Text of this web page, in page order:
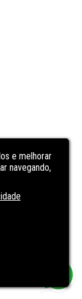
e melhorar
navegando,